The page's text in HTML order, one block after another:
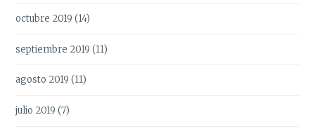
octubre 2019 (14)
septiembre 2019 (11)
agosto 2019 (11)
julio 2019 (7)